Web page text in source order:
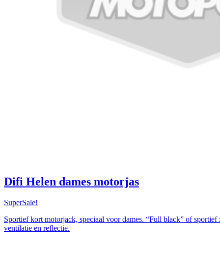
Difi Helen dames motorjas
SuperSale!
Sportief kort motorjack, speciaal voor dames. “Full black” of
ventilatie en reflectie.